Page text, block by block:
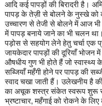
आदि कई पापड़ों की बिरादरी है।
पापड़ के तेज़ी से बोलने के नुस्खे को
उच्चारण से तेजी से बोलने में आज भी
में पापड़ बनाये जाने का भी चलन
पड़ोस से सहयोग लेने हेतु चर्चा एक
जायकेदार पापड़ों की दूरियाँ
औषधीय गुण भी होते हैं जो स्वास्थ्य
सब्जियाँ महँगी होने पर पापड़ की
स्वाद चखा जाती हैं। उलेखनीय है
का अचूक शस्त्र संकेत स्वरूप शुरू से
भ्रष्टाचार,महँगाई को रोकने के लिए